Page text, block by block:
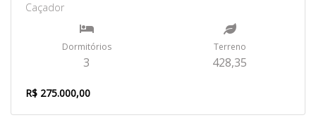
Caçador
Dormitórios
3
Terreno
428,35
R$ 275.000,00